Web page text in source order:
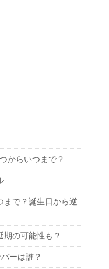
からいつまで？
まで？誕生日から逆
期の可能性も？
ーは誰？